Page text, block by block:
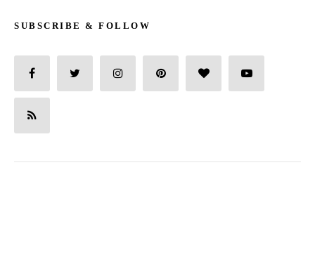
SUBSCRIBE & FOLLOW